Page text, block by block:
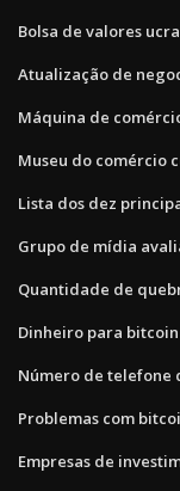
Bolsa de valores
Atualização de
Máquina de
Museu do comércio
Lista dos dez
Grupo de mídia
Quantidade de
Dinheiro para
Número de
Problemas com
Empresas de